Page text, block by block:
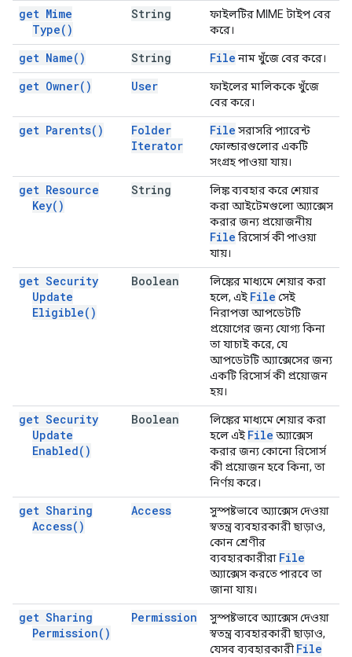
get Mime
Type( )
String
ফাইলটির MIME টাইপ বের
করে।
get Name( ) String File নাম খুঁজে বের করে।
get Owner( ) User
ফাইলের মালিককে খুঁজে
বের করে।
get Parents( )
Folder
Iterator
File সরাসরি প্যারেন্ট
ফোল্ডারগুলোর একটি
সংগ্রহ পাওয়া যায়।
get Resource
Key( )
String
লিঙ্ক ব্যবহার করে শেয়ার
করা আইটেমগুলো অ্যাক্সেস
করার জন্য প্রয়োজনীয়
File রিসোর্স কী পাওয়া
যায়।
get Security
Update
Eligible( )
Boolean
লিঙ্কের মাধ্যমে শেয়ার করা
হলে, এই File সেই
নিরাপত্তা আপডেটটি
প্রয়োগের জন্য যোগ্য কিনা
তা যাচাই করে, যে
আপডেটটি অ্যাক্সেসের জন্য
একটি রিসোর্স কী প্রয়োজন
হয়।
get Security
Update
Enabled( )
Boolean
লিঙ্কের মাধ্যমে শেয়ার করা
হলে এই File অ্যাক্সেস
করার জন্য কোনো রিসোর্স
কী প্রয়োজন হবে কিনা, তা
নির্ণয় করে।
get Sharing
Access( )
Access
সুস্পষ্টভাবে অ্যাক্সেস দেওয়া
স্বতন্ত্র ব্যবহারকারী ছাড়াও,
কোন শ্রেণীর
ব্যবহারকারীরা File
অ্যাক্সেস করতে পারবে তা
জানা যায়।
get Sharing
Permission( )
Permission
সুস্পষ্টভাবে অ্যাক্সেস দেওয়া
স্বতন্ত্র ব্যবহারকারী ছাড়াও,
যেসব ব্যবহারকারী File